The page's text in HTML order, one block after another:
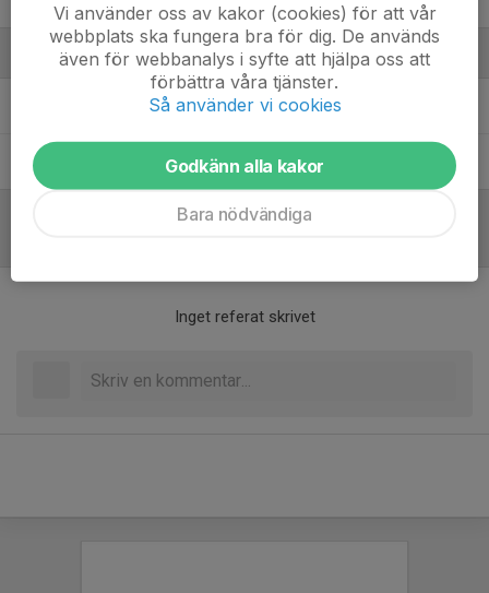
Ledare
Mikael DanielssonTränare
Rikard AvelingTränare
Inget referat skrivet
Vi använder oss av kakor (cookies) för att vår
webbplats ska fungera bra för dig. De används
även för webbanalys i syfte att hjälpa oss att
förbättra våra tjänster.
Så använder vi cookies
Godkänn alla kakor
Bara nödvändiga